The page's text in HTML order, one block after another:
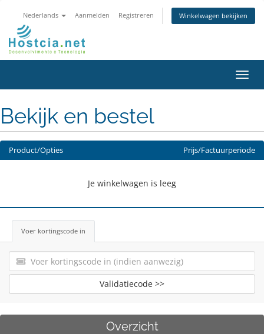
Nederlands Aanmelden Registreren Winkelwagen bekijken
in-/
Bekijk en bestel
Product/Opties Prijs/Factuurperiode
Je winkelwagen is leeg
Voer kortingscode in
Validatiecode >>
Overzicht